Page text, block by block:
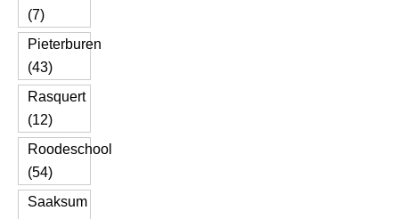
(7)
Pieterburen
(43)
Rasquert
(12)
Roodeschool
(54)
Saaksum